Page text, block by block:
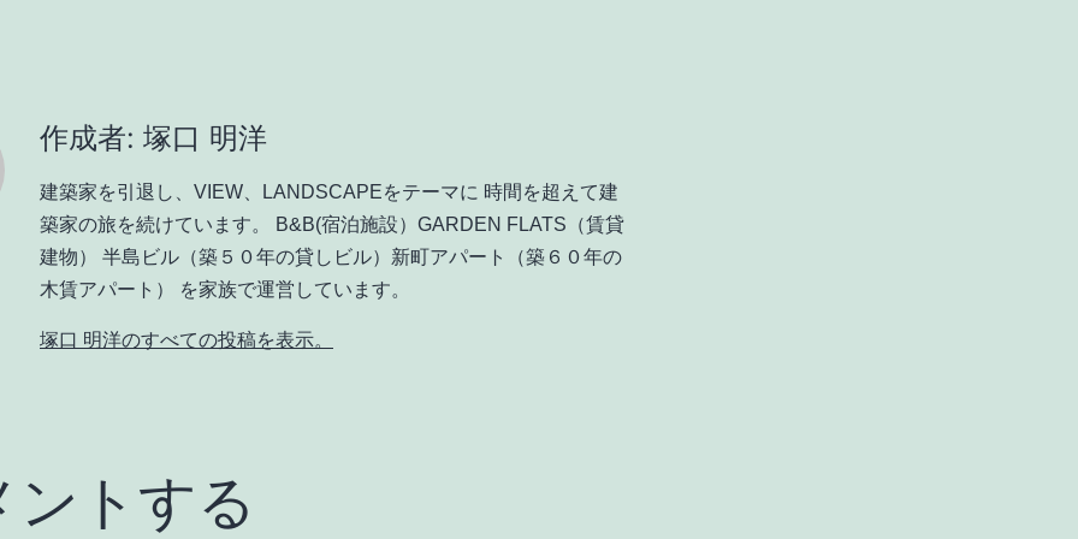
作成者: 塚口 明洋
建築家を引退し、VIEW、LANDSCAPEをテーマに 時間を超えて建
築家の旅を続けています。 B&B(宿泊施設）GARDEN FLATS（賃貸
建物） 半島ビル（築５０年の貸しビル）新町アパート（築６０年の
木賃アパート） を家族で運営しています。
塚口 明洋のすべての投稿を表示。
ントする